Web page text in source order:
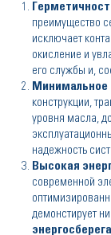
преимущество
исключает
окисление и
его службы и,
Минимальное
конструкции,
уровня масла,
надежность
Высокая
современной
демонстирует